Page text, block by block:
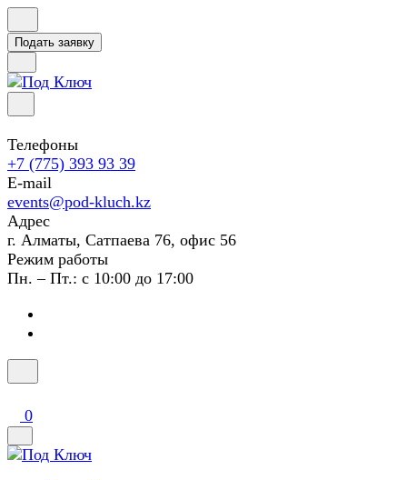
Подать заявку
Телефоны
+7 (775) 393 93 39
E-mail
events@pod-kluch.kz
Адрес
г. Алматы, Сатпаева 76, офис 56
Режим работы
Пн. – Пт.: с 10:00 до 17:00
0